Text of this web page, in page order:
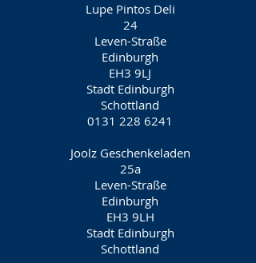
Lupe Pintos Deli
24
Leven-Straße
Edinburgh
EH3 9LJ
Stadt Edinburgh
Schottland
0131 228 6241
Joolz Geschenkeladen
25a
Leven-Straße
Edinburgh
EH3 9LH
Stadt Edinburgh
Schottland